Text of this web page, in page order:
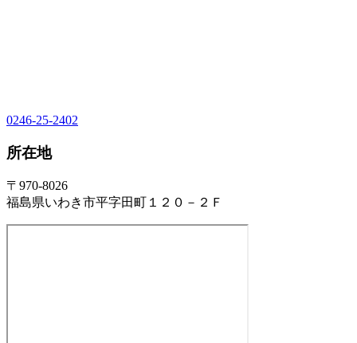
0246-25-2402
所在地
〒970-8026
福島県いわき市平字田町１２０－２Ｆ